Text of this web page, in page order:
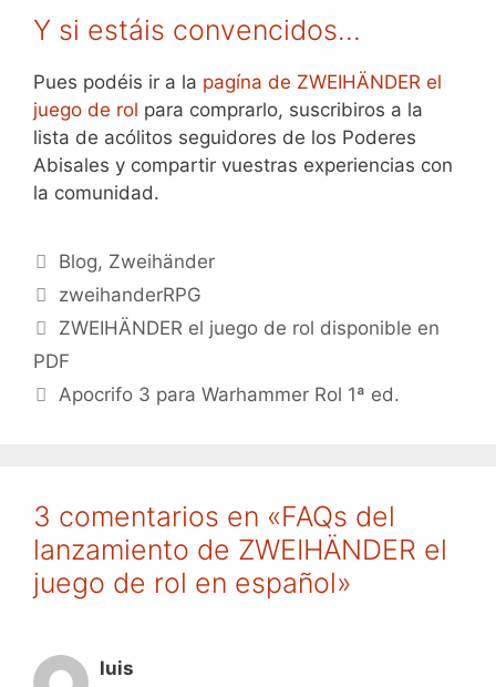
Y si estáis convencidos…
Pues podéis ir a la pagína de ZWEIHÄNDER el
juego de rol para comprarlo, suscribiros a la
lista de acólitos seguidores de los Poderes
Abisales y compartir vuestras experiencias con
la comunidad.
Categorías
Blog, Zweihänder
Etiquetas
zweihanderRPG
ZWEIHÄNDER el juego de rol disponible en
PDF
Apocrifo 3 para Warhammer Rol 1ª ed.
3 comentarios en «FAQs del
lanzamiento de ZWEIHÄNDER el
juego de rol en español»
luis